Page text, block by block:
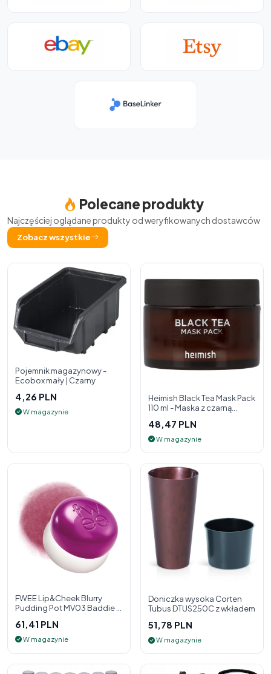
Polecane produkty
Najczęściej oglądane produkty od weryfikowanych dostawców
Zobacz wszystkie
Pojemnik magazynowy -
Ecobox mały | Czarny
4,26 PLN
W magazynie
Heimish Black Tea Mask Pack
110 ml - Maska z czarną
48,47 PLN
W magazynie
FWEE Lip&Cheek Blurry
Pudding Pot MV03 Baddie 5
policzk
61,41 PLN
W magazynie
Doniczka wysoka Corten
Tubus DTUS250C z wkładem
51,78 PLN
W magazynie